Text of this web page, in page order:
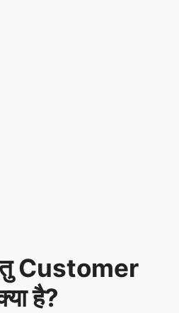
Customer
है?